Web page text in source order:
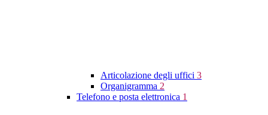
Articolazione degli uffici 3
Organigramma 2
Telefono e posta elettronica 1